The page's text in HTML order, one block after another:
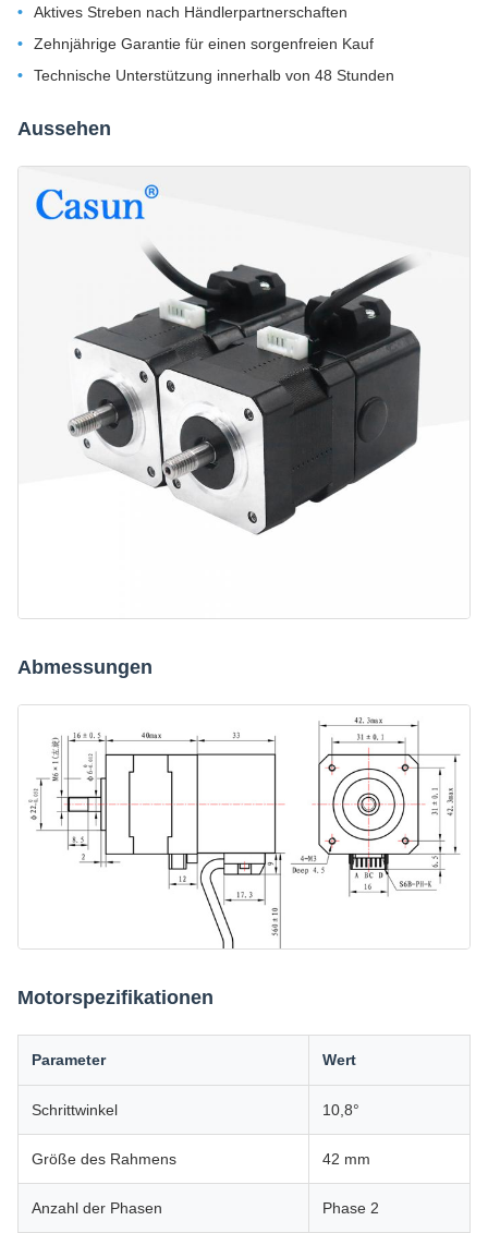
Aktives Streben nach Händlerpartnerschaften
Zehnjährige Garantie für einen sorgenfreien Kauf
Technische Unterstützung innerhalb von 48 Stunden
Aussehen
Abmessungen
Motorspezifikationen
Parameter Wert
Schrittwinkel 10,8°
Größe des Rahmens 42 mm
Anzahl der Phasen Phase 2